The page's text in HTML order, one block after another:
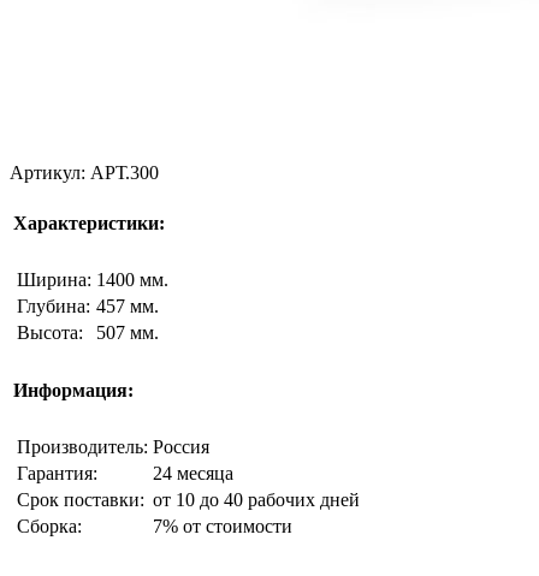
Артикул: АРТ.300
Характеристики:
Ширина: 1400 мм.
Глубина: 457 мм.
Высота:
507 мм.
Информация:
Производитель: Россия
Гарантия:
24 месяца
Срок поставки: от 10 до 40 рабочих дней
Сборка:
7% от стоимости